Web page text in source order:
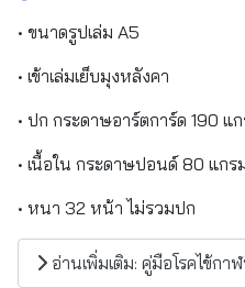
• ขนาดรูปเล่ม A5
• เข้าเล่มเย็บมุงหลังคา
• ปก กระดาษอาร์ตการ์ด 190
• เนื้อใน กระดาษปอนด์ 80 แก
• หนา 32 หน้า ไม่รวมปก
อ่านเพิ่มเติม: คู่มือโรคไข้กา